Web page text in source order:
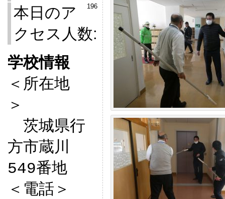
196
本日のア
クセス人数:
学校情報
＜所在地
＞
茨城県行
方市蔵川
549番地
＜電話＞